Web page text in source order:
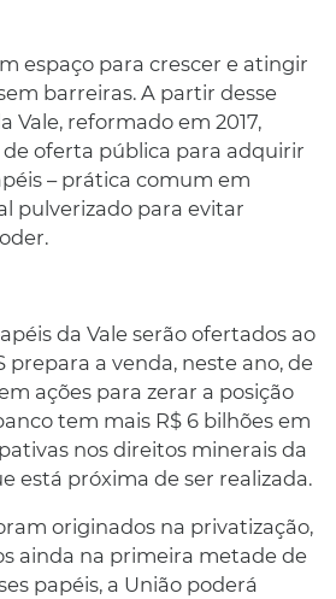
espaço para crescer e atingir
barreiras. A partir desse
Vale, reformado em 2017,
oferta pública para adquirir
– prática comum em
pulverizado para evitar
da Vale serão ofertados ao
prepara a venda, neste ano, de
ações para zerar a posição
tem mais R$ 6 bilhões em
nos direitos minerais da
está próxima de ser realizada.
originados na privatização,
ainda na primeira metade de
papéis, a União poderá